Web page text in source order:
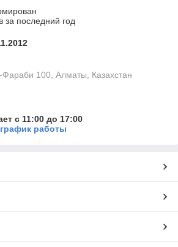
за последний год
Фараби 100, Алматы, Казахстан
с 11:00 до 17:00
работы